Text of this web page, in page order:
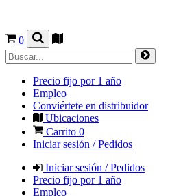
0
Precio fijo por 1 año
Empleo
Conviértete en distribuidor
Ubicaciones
Carrito 0
Iniciar sesión / Pedidos
Iniciar sesión / Pedidos
Precio fijo por 1 año
Empleo